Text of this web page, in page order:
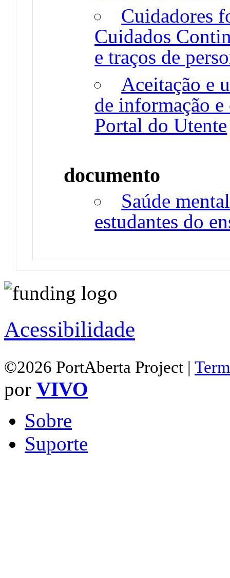
Cuidadores
Cuidados
e traços de
Aceitação e
de informação e
Portal do Utente
documento
Saúde
estudantes do
Acessibilidade
©2026 PortAberta Project |
por VIVO
Sobre
Suporte